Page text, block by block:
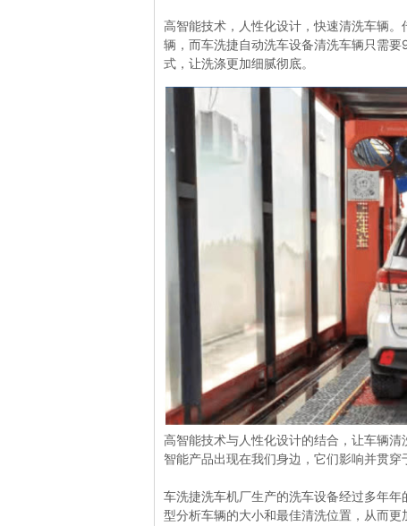
高智能技术，人性化设计，快速清洗车辆
辆，而车洗捷自动洗车设备清洗车辆只需
式，让洗涤更加细腻彻底。
高智能技术与人性化设计的结合，让车辆
智能产品出现在我们身边，它们影响并贯穿
车洗捷洗车机厂生产的洗车设备经过多年
型分析车辆的大小和最佳清洗位置，从而更